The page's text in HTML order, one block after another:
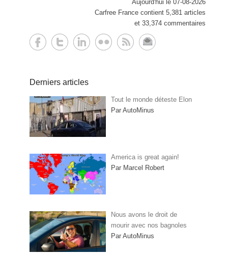
Aujourd'hui le 07-08-2026
Carfree France contient 5,381 articles
et 33,374 commentaires
Derniers articles
Tout le monde déteste Elon
Par AutoMinus
America is great again!
Par Marcel Robert
Nous avons le droit de
mourir avec nos bagnoles
Par AutoMinus